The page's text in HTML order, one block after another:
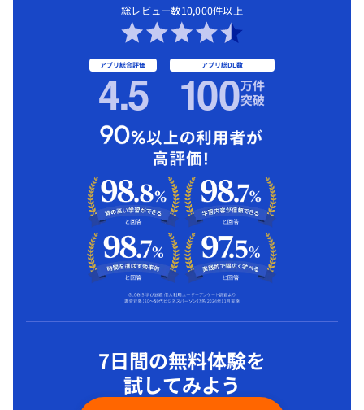
総レビュー数10,000件以上
アプリ総合評価
4.5 アプリ総DL数
100万件
突破
7日間の無料体験を
試してみよう